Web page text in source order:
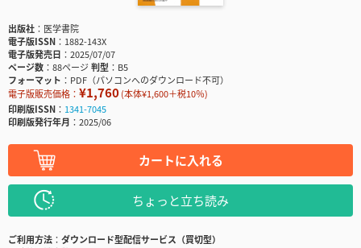
出版社
医学書院
電子版ISSN
1882-143X
電子版発売日
2025/07/07
ページ数
88ページ判型
B5
フォーマット
PDF（パソコンへのダウンロード不可）
電子版販売価格： ¥1,760(本体¥1,600＋税10％)
印刷版ISSN
1341-7045
印刷版発行年月
2025/06
カートに入れる
ちょっと立ち読み
ご利用方法
ダウンロード型配信サービス（買切型）